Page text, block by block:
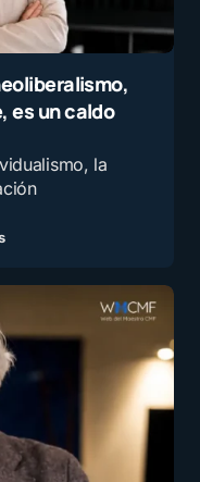
es un caldo
la